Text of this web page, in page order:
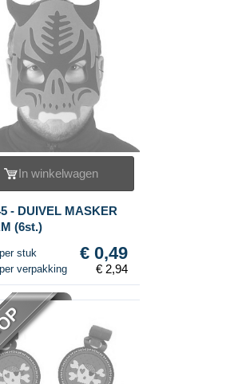
In winkelwagen
- DUIVEL MASKER
(6st.)
stuk € 0,49
verpakking € 2,94